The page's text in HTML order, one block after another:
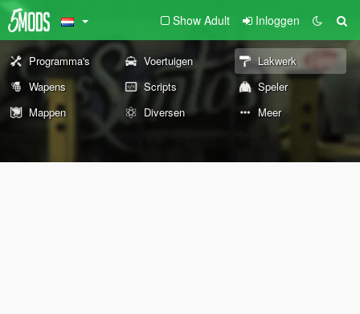
Show Adult Inloggen
Programma's Voertuigen
Lakwerk
Wapens
Scripts
Speler
Mappen
Diversen Meer